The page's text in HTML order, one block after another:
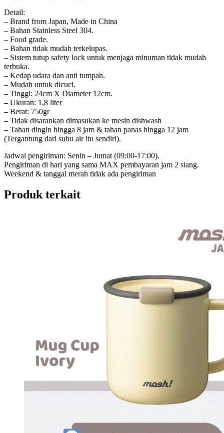
Detail:
– Brand from Japan, Made in China
– Bahan Stainless Steel 304.
– Food grade.
– Bahan tidak mudah terkelupas.
– Sistem tutup safety lock untuk menjaga minuman tidak mudah
terbuka.
– Kedap udara dan anti tumpah.
– Mudah untuk dicuci.
– Tinggi: 24cm X Diameter 12cm.
– Ukuran: 1,8 liter
– Berat: 750gr
– Tidak disarankan dimasukan ke mesin dishwash
– Tahan dingin hingga 8 jam & tahan panas hingga 12 jam
(Tergantung dari suhu air itu sendiri).
Jadwal pengiriman: Senin – Jumat (09:00-17:00).
Pengiriman di hari yang sama MAX pembayaran jam 2 siang.
Weekend & tanggal merah tidak ada pengiriman
Produk terkait